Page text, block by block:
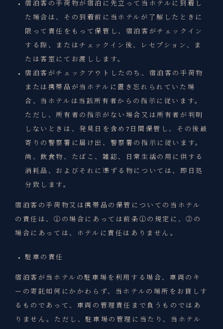
宿泊客の手荷物が宿泊に先立って当ホテルに到着し
た場合は、その到着前に当ホテルが了解したときに
限って責任をもって保管し、宿泊客がチェックイン
する際、またはチェックイン後、レセプション、ま
たは客室にてお渡しします。
宿泊客がチェックアウトしたのち、宿泊客の手荷物
または携帯品が当ホテルに置き忘れられていた場
合、当ホテルは当該所有者からの指示に従います。
ただし、所有者の指示がない場合又は所有者が判明
しないときは、発見日を含め7日間保管し、その後最
寄りの警察署に届け出、警察署の指示に従います。
尚、飲食物、たばこ、雑誌、日常生活の用に供する
消耗品、およびそれに準ずる物については、即日処
分致します。
宿泊客の手荷物又は携帯品の保管についての当ホテル
の責任は、①の場合にあっては前条①の規定に、②の
場合にあっては、ホテルに責任はありません。
駐車の責任
宿泊客が当ホテルの駐車場を利用する場合、車両のキ
ーの寄託如何にかかわらず、当ホテルの場所をお貸しす
るものであって、車両の管理責任まで負うものではあ
りません。ただし、駐車場の管理に当たり、当ホテル